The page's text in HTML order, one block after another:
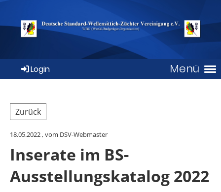
Menü
Login
Zurück
18.05.2022, vom DSV-Webmaster
Inserate im BS-
Ausstellungskatalog 2022